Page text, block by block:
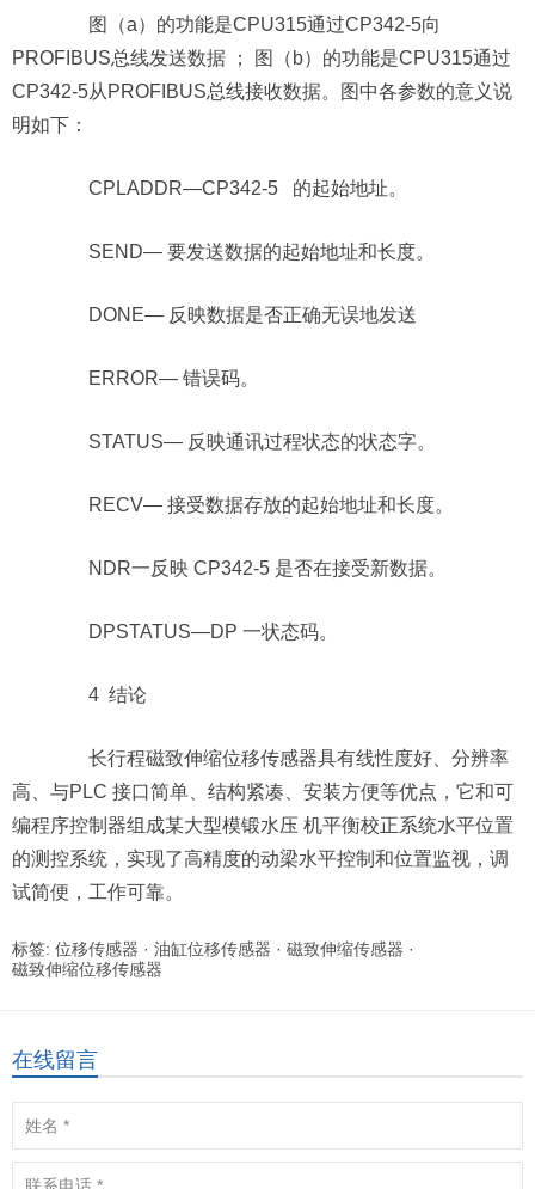
图（a）的功能是CPU315通过CP342-5向
PROFIBUS总线发送数据 ； 图（b）的功能是CPU315通过
CP342-5从PROFIBUS总线接收数据。图中各参数的意义说
明如下：
CPLADDR—CP342-5 的起始地址。
SEND— 要发送数据的起始地址和长度。
DONE— 反映数据是否正确无误地发送
ERROR— 错误码。
STATUS— 反映通讯过程状态的状态字。
RECV— 接受数据存放的起始地址和长度。
NDR一反映 CP342-5 是否在接受新数据。
DPSTATUS—DP 一状态码。
4 结论
长行程磁致伸缩位移传感器具有线性度好、分辨率
高、与PLC 接口简单、结构紧凑、安装方便等优点，它和可
编程序控制器组成某大型模锻水压 机平衡校正系统水平位置
的测控系统，实现了高精度的动梁水平控制和位置监视，调
试简便，工作可靠。
标签: 位移传感器 · 油缸位移传感器 · 磁致伸缩传感器 ·
磁致伸缩位移传感器
在线留言